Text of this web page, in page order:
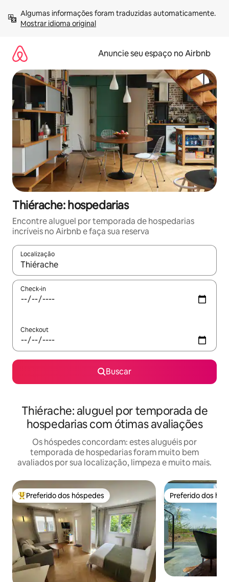
para
Mostrar idioma original
Anuncie seu espaço no Airbnb
Thiérache: hospedarias
Encontre aluguel por temporada de hospedarias
incríveis no Airbnb e faça sua reserva
Localização
Quando os resultados estiverem disponíveis, explore-os
Check-in
Checkout
Buscar
Thiérache: aluguel por temporada de
hospedarias com ótimas avaliações
Os hóspedes concordam: estes aluguéis por
temporada de hospedarias foram muito bem
avaliados por sua localização, limpeza e muito mais.
Entre os melhores preferidos dos hóspedes
Preferido dos hóspedes Preferido dos
Preferido dos